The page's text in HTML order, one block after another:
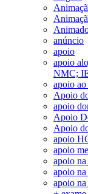
anúncio
apoio
apoio
NMC;
apoio
Apoio
apoio
Apoio
Apoio
apoio
apoio
apoio
apoio
apoio